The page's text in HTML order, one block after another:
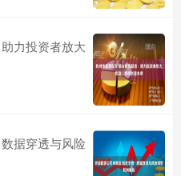
力投资者放大
据穿透与风险